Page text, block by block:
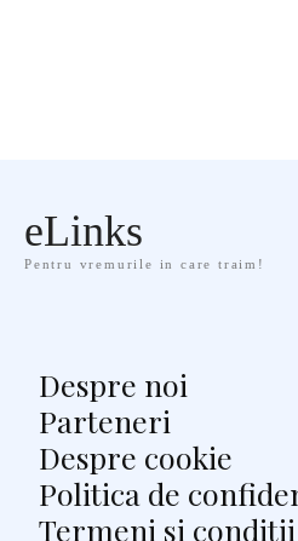
eLinks
Pentru vremurile in care traim!
Despre noi
Parteneri
Despre cookie
Politica de
Termeni si conditii